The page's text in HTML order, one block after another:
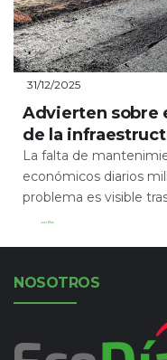
31/12/2025
Advierten sobre
de la
La falta de
económicos diarios
problema es visible
Leer Más
NOSOTROS